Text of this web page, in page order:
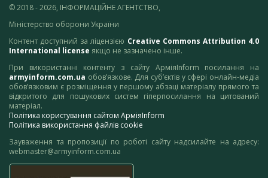
© 2018 - 2026, ІНФОРМАЦІЙНЕ АГЕНТСТВО,
Міністерство оборони України
Контент доступний за ліцензією Creative Commons Attribution 4.0
International license якщо не зазначено інше.
При використанні контенту з сайту АрміяInform посилання на
armyinform.com.ua обов’язкове. Для суб’єктів у сфері онлайн-медіа
обов’язковим є розміщення у першому абзаці матеріалу прямого та
відкритого для пошукових систем гіперпосилання на цитований
матеріал.
Політика користування сайтом АрміяInform
Політика використання файлів cookie
Зауваження та пропозиції по роботі сайту надсилайте на адресу:
webmaster@armyinform.com.ua